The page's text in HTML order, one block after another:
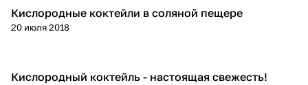
О кислородных коктейлях
20 июля 2018
Кислородные коктейли в соляной пещере
О кислородных коктейлях
Кислородный коктейль - настоящая свежесть!